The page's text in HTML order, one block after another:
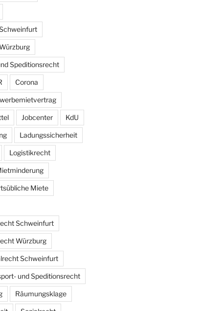
Speditionsrecht
Corona
Jobcenter KdU
Ladungssicherheit
Logistikrecht
Miete
Schweinfurt
Würzburg
Schweinfurt
und Speditionsrecht
Räumungsklage